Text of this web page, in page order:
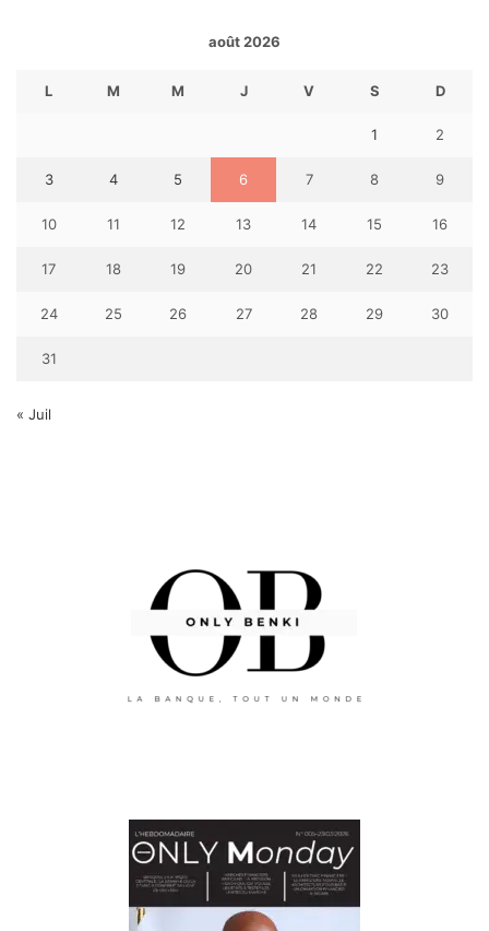
août 2026
L M M J V S D
1 2
3 4 5 6 7 8 9
10 11 12 13 14 15 16
17 18 19 20 21 22 23
24 25 26 27 28 29 30
31
« Juil